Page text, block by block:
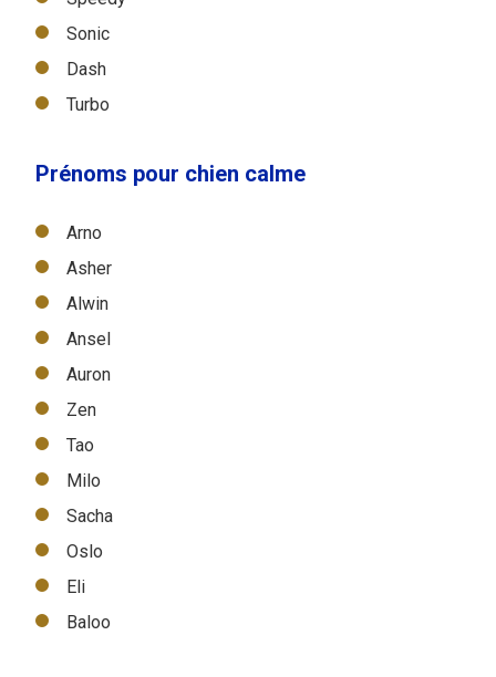
Sonic
Dash
Turbo
Prénoms pour chien calme
Arno
Asher
Alwin
Ansel
Auron
Zen
Tao
Milo
Sacha
Oslo
Eli
Baloo